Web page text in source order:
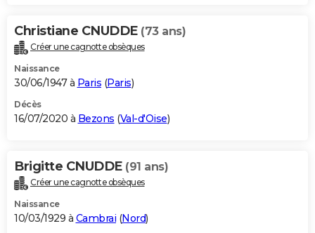
Christiane CNUDDE (73 ans)
Créer une cagnotte obsèques
Naissance
30/06/1947 à Paris (Paris)
Décès
16/07/2020 à Bezons (Val-d'Oise)
Brigitte CNUDDE (91 ans)
Créer une cagnotte obsèques
Naissance
10/03/1929 à Cambrai (Nord)